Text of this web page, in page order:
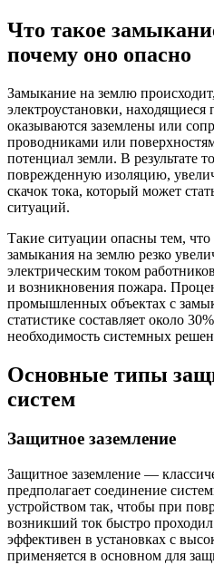
Что такое
почему оно опасно
Замыкание на землю происходит,
электроустановки,
оказываются заземлены или
проводниками или
потенциал земли. В результате
поврежденную изоляцию,
скачок тока, который может
ситуаций.
Такие ситуации опасны тем,
замыкания на землю резко
электрическим током
и возникновения пожара.
промышленных объектах с
статистике составляет около
необходимость системных
Основные типы
систем
Защитное заземление
Защитное заземление —
предполагает соединение
устройством так, чтобы при
возникший ток быстро
эффективен в установках с
применяется в основном для